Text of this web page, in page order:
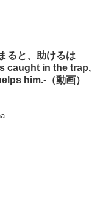
ると、助けるは
caught in the trap,
him.-（動画）